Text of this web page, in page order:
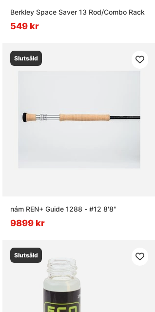
Berkley Space Saver 13 Rod/Combo Rack
549 kr
Slutsåld
nám REN+ Guide 1288 - #12 8'8''
9899 kr
Slutsåld